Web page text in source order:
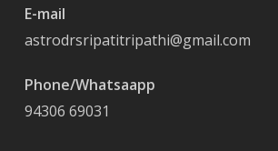
E-mail
astrodrsripatitripathi@gmail.com
Phone/Whatsaapp
94306 69031